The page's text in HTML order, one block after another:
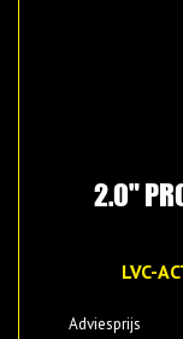
2.0"
LVC-
Adviesprijs